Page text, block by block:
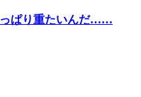
っぱり重たいんだ……